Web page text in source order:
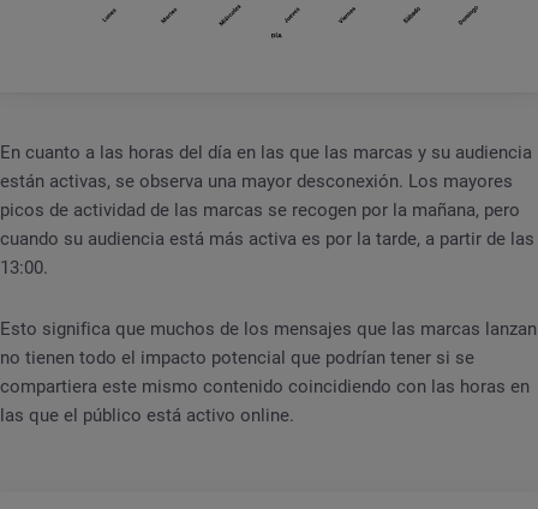
En cuanto a las horas del día en las que las marcas y su audiencia
están activas, se observa una mayor desconexión. Los mayores
picos de actividad de las marcas se recogen por la mañana, pero
cuando su audiencia está más activa es por la tarde, a partir de las
13:00.
Esto significa que muchos de los mensajes que las marcas lanzan
no tienen todo el impacto potencial que podrían tener si se
compartiera este mismo contenido coincidiendo con las horas en
las que el público está activo online.